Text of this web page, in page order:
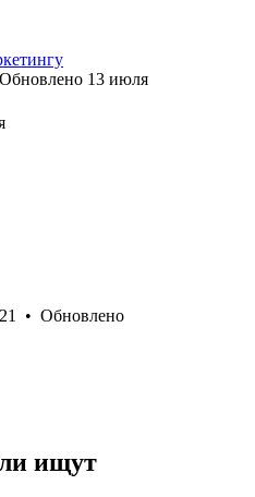
Обновлено 13 июля
• Обновлено
ищут